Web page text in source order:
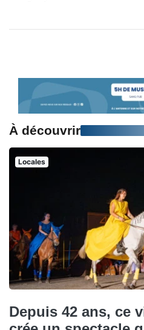
À découvrir
Locales
Depuis 42 ans, ce